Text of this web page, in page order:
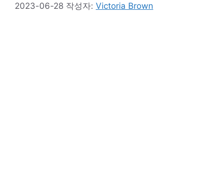
2023-06-28 작성자: Victoria Brown